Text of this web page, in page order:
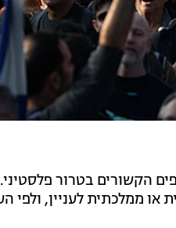
הקשורים בטרור
ממלכתית לעניין, ולפי